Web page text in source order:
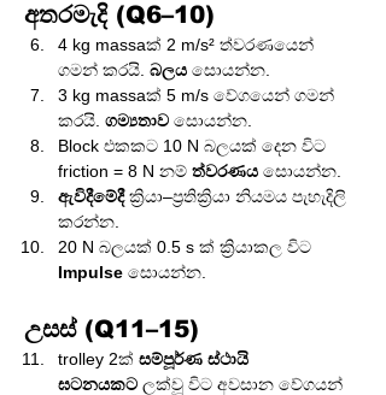
අතරමැදි (Q6–10)
4 kg massaක් 2 m/s² ත්වරණයෙන්
ගමන් කරයි. බලය සොයන්න.
3 kg massaක් 5 m/s වේගයෙන් ගමන්
කරයි. ගම්‍යතාව සොයන්න.
Block එකකට 10 N බලයක් දෙන විට
friction = 8 N නම් ත්වරණය සොයන්න.
ඇවිදීමේදී ක්‍රියා–ප්‍රතික්‍රියා නියමය පැහැදිලි
කරන්න.
20 N බලයක් 0.5 s ක් ක්‍රියාකල විට
Impulse සොයන්න.
උසස් (Q11–15)
trolley 2ක් සම්පූර්ණ ස්ථායි
ඝටනයකට ලක්වූ විට අවසාන වේගයන්